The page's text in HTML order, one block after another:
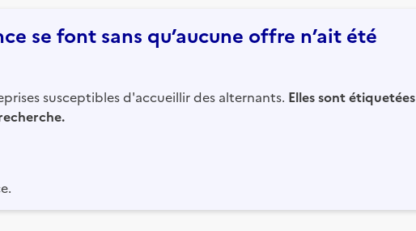
se font sans qu’aucune offre n’ait été
susceptibles d'accueillir des alternants. Elles sont étiquetées